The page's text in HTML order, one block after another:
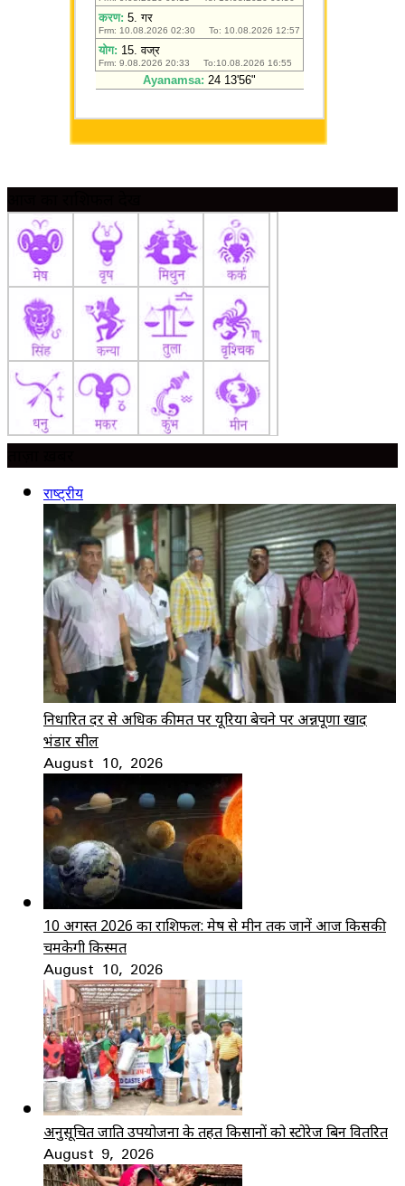
राष्ट्रीय
निर्धारित दर से अधिक कीमत पर यूरिया बेचने पर अन्नपूर्णा खाद
भंडार सील
August 10, 2026
10 अगस्त 2026 का राशिफल: मेष से मीन तक जानें आज किसकी
चमकेगी किस्मत
August 10, 2026
अनुसूचित जाति उपयोजना के तहत किसानों को स्टोरेज बिन वितरित
August 9, 2026